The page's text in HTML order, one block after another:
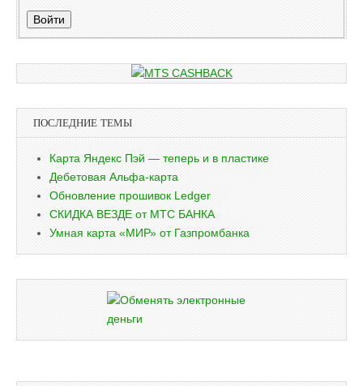
Войти
ПОСЛЕДНИЕ ТЕМЫ
Карта Яндекс Пэй — теперь и в пластике
Дебетовая Альфа-карта
Обновление прошивок Ledger
СКИДКА ВЕЗДЕ от МТС БАНКА
Умная карта «МИР» от Газпромбанка